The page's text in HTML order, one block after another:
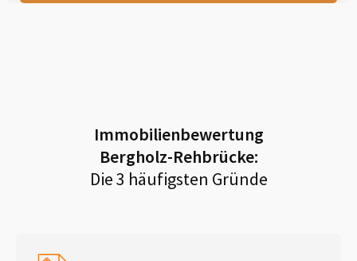
Immobilienbewertung
Bergholz-Rehbrücke:
Die 3 häufigsten Gründe